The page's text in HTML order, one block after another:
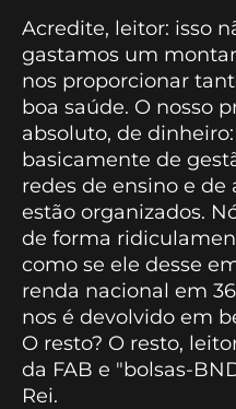
Acredite, leitor: isso
gastamos um
nos proporcionar
boa saúde. O nosso
absoluto, de
basicamente de
redes de ensino e de
estão organizados.
de forma
como se ele desse
renda nacional em
nos é devolvido em
O resto? O resto,
da FAB e "bolsas-
Rei.